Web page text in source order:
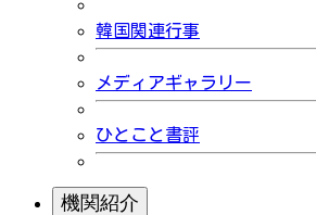
韓国関連行事
メディアギャラリー
ひとこと書評
機関紹介